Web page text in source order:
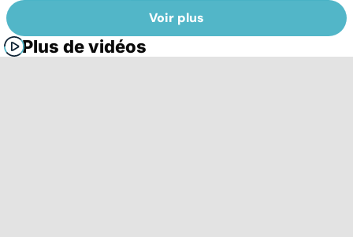
Voir plus
Plus de vidéos